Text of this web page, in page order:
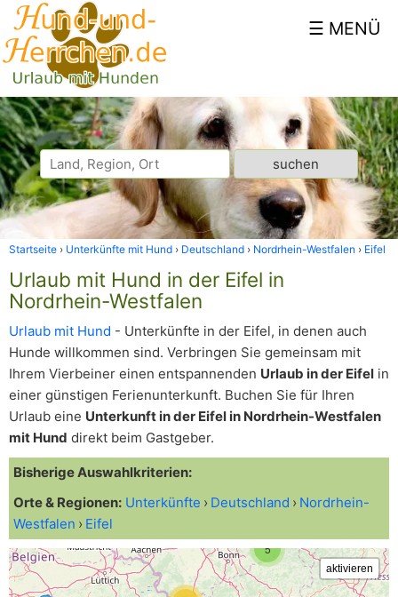
Startseite Unterkünfte mit Hund Deutschland Nordrhein-Westfalen Eifel
Urlaub mit Hund in der Eifel in
Nordrhein-Westfalen
Urlaub mit Hund - Unterkünfte in der Eifel, in denen auch
Hunde willkommen sind. Verbringen Sie gemeinsam mit
Ihrem Vierbeiner einen entspannenden Urlaub in der Eifel in
einer günstigen Ferienunterkunft. Buchen Sie für Ihren
Urlaub eine Unterkunft in der Eifel in Nordrhein-Westfalen
mit Hund direkt beim Gastgeber.
Bisherige Auswahlkriterien:
Orte & Regionen: Unterkünfte Deutschland
Nordrhein-
Westfalen
Eifel
5